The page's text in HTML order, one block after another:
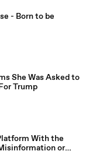
- Born to be
She Was Asked to
Trump
With the
or
All Social